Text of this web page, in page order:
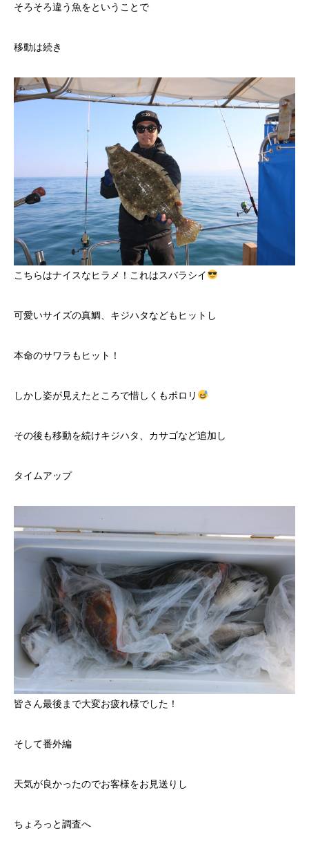
そろそろ違う魚をということで
移動は続き
こちらはナイスなヒラメ！これはスバラシイ
可愛いサイズの真鯛、キジハタなどもヒットし
本命のサワラもヒット！
しかし姿が見えたところで惜しくもポロリ
その後も移動を続けキジハタ、カサゴなど追加し
タイムアップ
皆さん最後まで大変お疲れ様でした！
そして番外編
天気が良かったのでお客様をお見送りし
ちょろっと調査へ